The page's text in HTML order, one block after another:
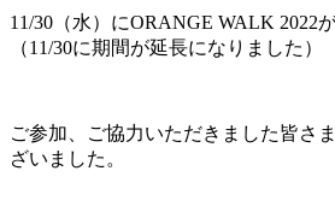
11/30（水）にORANGE WALK 2022
（11/30に期間が延長になりました）
ご参加、ご協力いただきました皆さ
ざいました。